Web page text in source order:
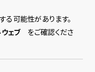
る可能性があります。
ェブをご確認くださ